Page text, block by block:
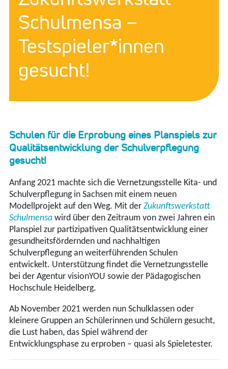
Schulmensa –
Testspieler*innen
gesucht!
Schulen für die Erprobung eines Planspiels zur
Qualitätsentwicklung der Schulverpflegung
gesucht!
Anfang 2021 machte sich die Vernetzungsstelle Kita- und
Schulverpflegung in Sachsen mit einem neuen
Modellprojekt auf den Weg. Mit der Zukunftswerkstatt
Schulmensa wird über den Zeitraum von zwei Jahren ein
Planspiel zur partizipativen Qualitätsentwicklung einer
gesundheitsfördernden und nachhaltigen
Schulverpflegung an weiterführenden Schulen
entwickelt. Unterstützung findet die Vernetzungsstelle
bei der Agentur visionYOU sowie der Pädagogischen
Hochschule Heidelberg.
Ab November 2021 werden nun Schulklassen oder
kleinere Gruppen an Schülerinnen und Schülern gesucht,
die Lust haben, das Spiel während der
Entwicklungsphase zu erproben – quasi als Spieletester.